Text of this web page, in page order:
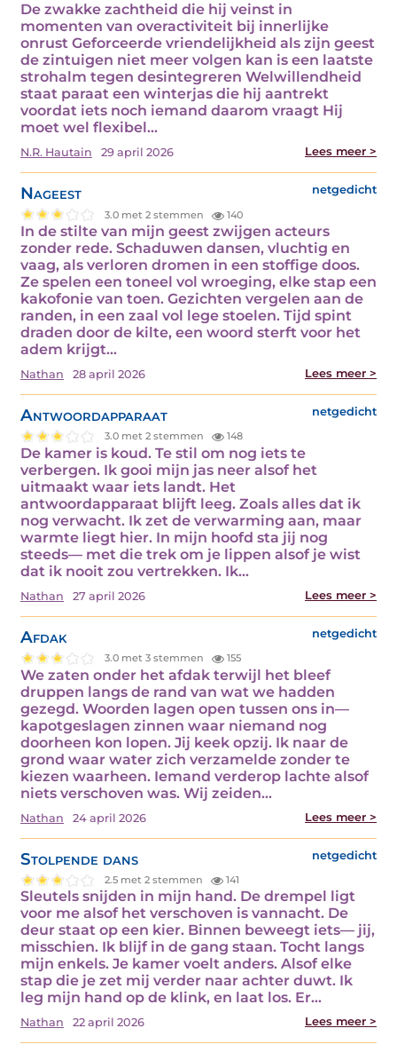
De zwakke zachtheid die hij veinst in
momenten van overactiviteit bij innerlijke
onrust Geforceerde vriendelijkheid als zijn geest
de zintuigen niet meer volgen kan is een laatste
strohalm tegen desintegreren Welwillendheid
staat paraat een winterjas die hij aantrekt
voordat iets noch iemand daarom vraagt Hij
moet wel flexibel…
N.R. Hautain 29 april 2026 Lees meer >
Nageest netgedicht
3.0 met 2 stemmen 140
In de stilte van mijn geest zwijgen acteurs
zonder rede. Schaduwen dansen, vluchtig en
vaag, als verloren dromen in een stoffige doos.
Ze spelen een toneel vol wroeging, elke stap een
kakofonie van toen. Gezichten vergelen aan de
randen, in een zaal vol lege stoelen. Tijd spint
draden door de kilte, een woord sterft voor het
adem krijgt…
Nathan 28 april 2026 Lees meer >
Antwoordapparaat netgedicht
3.0 met 2 stemmen 148
De kamer is koud. Te stil om nog iets te
verbergen. Ik gooi mijn jas neer alsof het
uitmaakt waar iets landt. Het
antwoordapparaat blijft leeg. Zoals alles dat ik
nog verwacht. Ik zet de verwarming aan, maar
warmte liegt hier. In mijn hoofd sta jij nog
steeds— met die trek om je lippen alsof je wist
dat ik nooit zou vertrekken. Ik…
Nathan 27 april 2026 Lees meer >
Afdak netgedicht
3.0 met 3 stemmen 155
We zaten onder het afdak terwijl het bleef
druppen langs de rand van wat we hadden
gezegd. Woorden lagen open tussen ons in—
kapotgeslagen zinnen waar niemand nog
doorheen kon lopen. Jij keek opzij. Ik naar de
grond waar water zich verzamelde zonder te
kiezen waarheen. Iemand verderop lachte alsof
niets verschoven was. Wij zeiden…
Nathan 24 april 2026 Lees meer >
Stolpende dans netgedicht
2.5 met 2 stemmen 141
Sleutels snijden in mijn hand. De drempel ligt
voor me alsof het verschoven is vannacht. De
deur staat op een kier. Binnen beweegt iets— jij,
misschien. Ik blijf in de gang staan. Tocht langs
mijn enkels. Je kamer voelt anders. Alsof elke
stap die je zet mij verder naar achter duwt. Ik
leg mijn hand op de klink, en laat los. Er…
Nathan 22 april 2026 Lees meer >